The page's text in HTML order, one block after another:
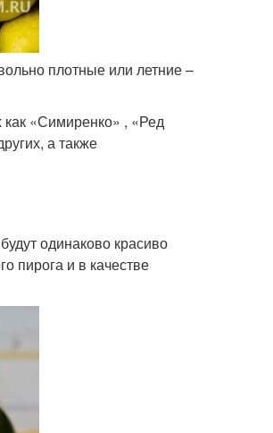
плотные или летние –
как «Симиренко» , «Ред
а также
одинаково красиво
пирога и в качестве